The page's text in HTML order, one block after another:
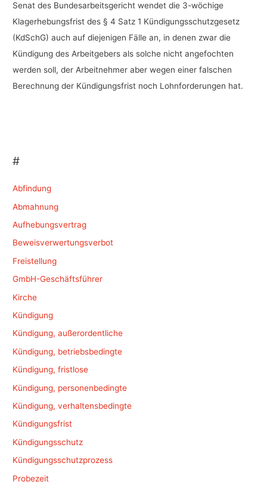
Senat des Bundesarbeitsgericht wendet die 3-wöchige
Klagerhebungsfrist des § 4 Satz 1 Kündigungsschutzgesetz
(KdSchG) auch auf diejenigen Fälle an, in denen zwar die
Kündigung des Arbeitgebers als solche nicht angefochten
werden soll, der Arbeitnehmer aber wegen einer falschen
Berechnung der Kündigungsfrist noch Lohnforderungen hat.
#
Abfindung
Abmahnung
Aufhebungsvertrag
Beweisverwertungsverbot
Freistellung
GmbH-Geschäftsführer
Kirche
Kündigung
Kündigung, außerordentliche
Kündigung, betriebsbedingte
Kündigung, fristlose
Kündigung, personenbedingte
Kündigung, verhaltensbedingte
Kündigungsfrist
Kündigungsschutz
Kündigungsschutzprozess
Probezeit